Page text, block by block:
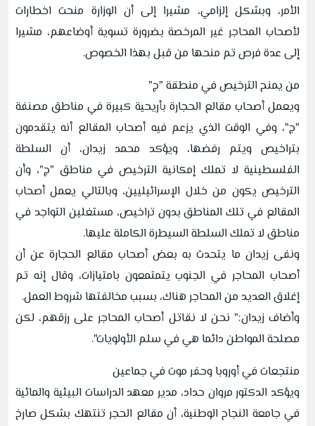
الأمر، وبشكل إلزامي، مشيرا إلى أن الوزارة منحت اخطارات
لأصحاب المحاجر غير المرخصة بضرورة تسوية أوضاعهم، مشيرا
إلى عدة فرص تم منحها من قبل بهذا الخصوص.
من يمنح الترخيص في منطقة "ج"
ويعمل أصحاب مقالع الحجارة بأريحية كبيرة في مناطق مصنفة
"ج"، وفي الوقت الذي يزعم فيه أصحاب المقالع أنه يتقدمون
بتراخيص ويتم رفضها، ويؤكد محمد زيدان، أن السلطة
الفلسطينية لا تملك إمكانية الترخيص في مناطق "ج"، وأن
الترخيص يكون من خلال الإسرائيليين، وبالتالي يعمل أصحاب
المقالع في تلك المناطق بدون تراخيص، مستغلين التواجد في
مناطق لا تملك السلطة السيطرة الكاملة عليها.
ونفى زيدان ما يتحدث به بعض أصحاب مقالع الحجارة عن أن
أصحاب المحاجر في الجنوب يتمتمعون بامتيازات، وقال إنه تم
إغلاق العديد من المحاجر هناك، بسبب مخالفتها شروط العمل.
وأضاف زيدان:" نحن لا نقاتل أصحاب المحاجر على رزقهم، لكن
مصلحة المواطن دائما هي في سلم الأولويات".
منتجعات في أوروبا وحفر موت في جماعين
ويؤكد الدكتور مروان حداد، مدير معهد الدراسات البيئية والمائية
في جامعة النجاح الوطنية، أن مقالع الحجر تنتهك بشكل صارخ